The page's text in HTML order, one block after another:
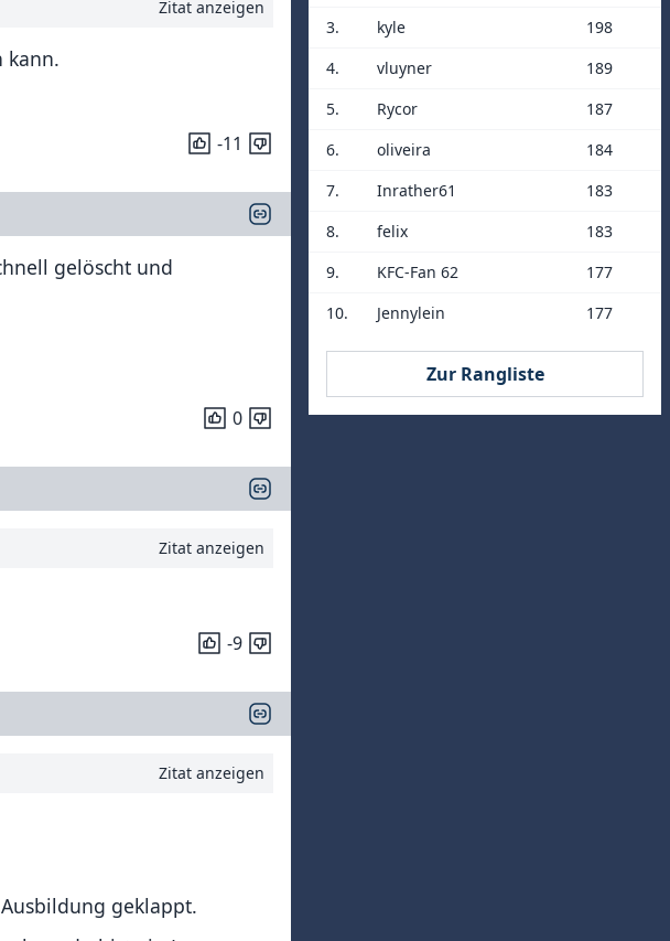
Zitat anzeigen
kann.
-11
gelöscht und
0
Zitat anzeigen
-9
Zitat anzeigen
geklappt.
3.
kyle
198
4.
vluyner
189
5.
Rycor
187
6.
oliveira
184
7.
Inrather61
183
8.
felix
183
9.
KFC-Fan 62
177
10.
Jennylein 177
Zur Rangliste